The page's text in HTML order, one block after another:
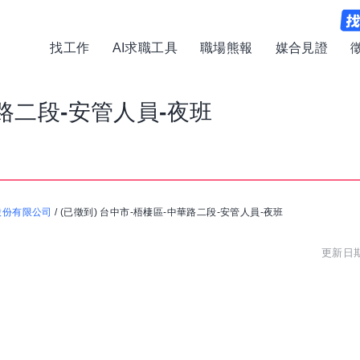
找工作 AI求職工具 職場熊報 媒合見證
二段-安管人員-夜班
有限公司 /(已徵到) 台中市-梧棲區-中華路二段-安管人員-夜班
更新日